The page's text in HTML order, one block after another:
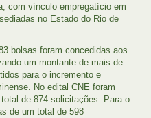
com vínculo empregatício em
no Estado do Rio de
bolsas foram concedidas aos
um montante de mais de
para o incremento e
No edital CNE foram
de 874 solicitações. Para o
de um total de 598